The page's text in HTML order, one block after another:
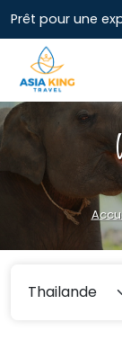
Prêt pour une